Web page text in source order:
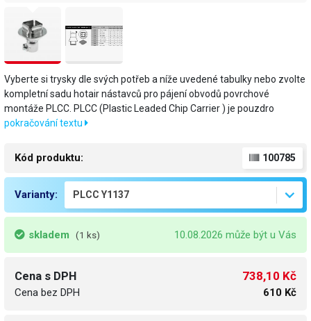
Vyberte si trysky dle svých potřeb a níže uvedené tabulky nebo zvolte
kompletní sadu hotair nástavců pro pájení obvodů povrchové
montáže PLCC. PLCC (Plastic Leaded Chip Carrier ) je pouzdro
pokračování textu
Kód produktu: 100785
Varianty:
skladem (1 ks) 10.08.2026 může být u Vás
Cena s DPH
Cena bez DPH
738,10 Kč
610 Kč